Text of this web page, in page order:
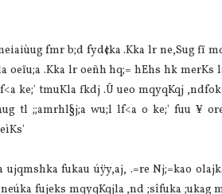
fmr b;d fyd¢ka .Kka lr ne,Sug fï
oeïu;a .Kka lr oeñh hq;= hEhs hk
ke;' tmuKla‌ fkdj .Û ueo mqyqKqj
tl ;;amrhl§j;a wu;l lf<a o ke;' fuu ¥
fukau úÿy,aj, .=re Nj;=kao
fujeks mqyqKqjla‌ ,nd ;sîfuka ;ukag